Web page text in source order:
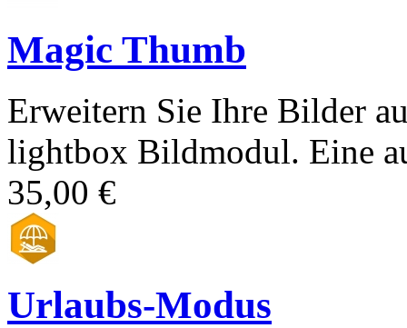
Magic Thumb
Erweitern Sie Ihre Bilder
lightbox Bildmodul. Eine
35,00 €
Urlaubs-Modus